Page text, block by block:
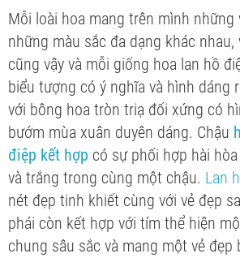
Mỗi loài hoa mang trên mình những
những màu sắc đa dạng khác nhau,
cũng vậy và mỗi giống hoa lan hồ
biểu tượng có ý nghĩa và hình dáng
với bông hoa tròn triạ đối xứng có
bướm mùa xuân duyên dáng. Chậu
điệp kết hợp có sự phối hợp hài
và trắng trong cùng một chậu. Lan
nét đẹp tinh khiết cùng với vẻ đẹp
phái còn kết hợp với tím thể hiện
chung sâu sắc và mang một vẻ đẹp